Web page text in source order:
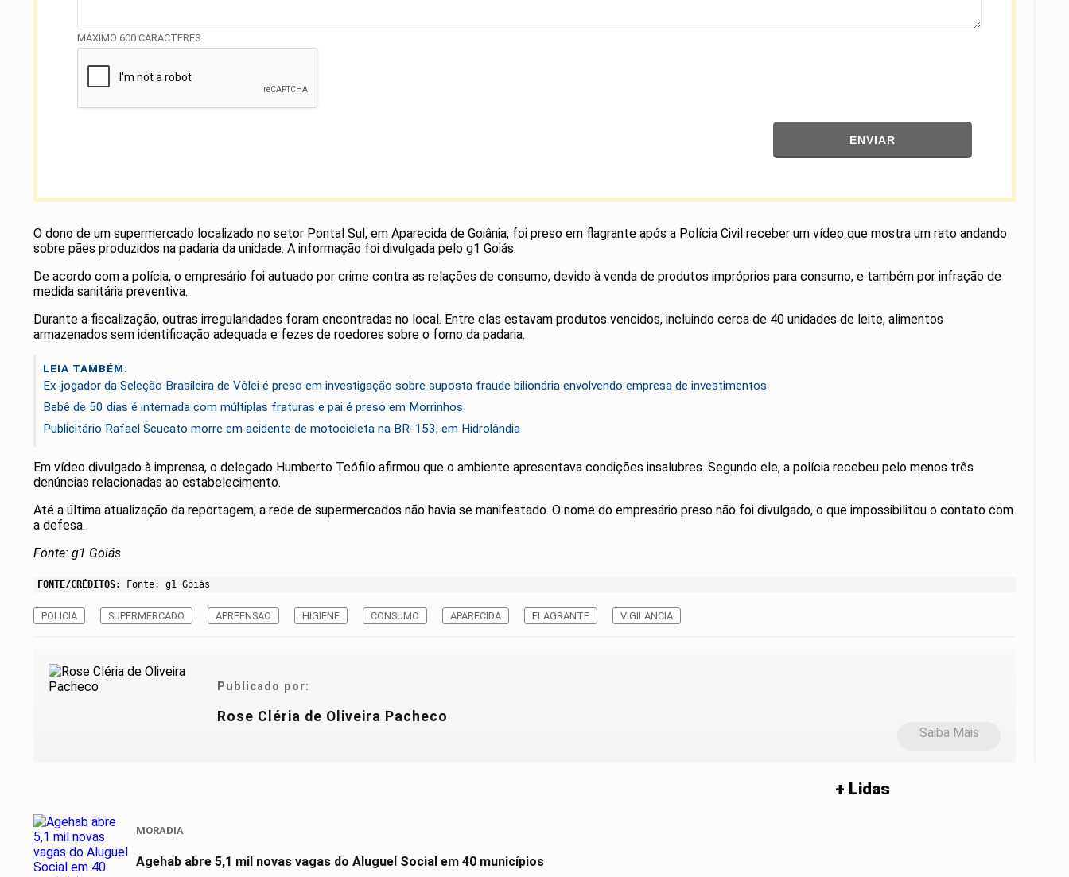
MÁXIMO 600 CARACTERES.
ENVIAR
O dono de um supermercado localizado no setor Pontal Sul, em Aparecida de Goiânia, foi preso em flagrante após a Polícia Civil receber um vídeo que mostra um rato andando
sobre pães produzidos na padaria da unidade. A informação foi divulgada pelo g1 Goiás.
De acordo com a polícia, o empresário foi autuado por crime contra as relações de consumo, devido à venda de produtos impróprios para consumo, e também por infração de
medida sanitária preventiva.
Durante a fiscalização, outras irregularidades foram encontradas no local. Entre elas estavam produtos vencidos, incluindo cerca de 40 unidades de leite, alimentos
armazenados sem identificação adequada e fezes de roedores sobre o forno da padaria.
LEIA TAMBÉM:
Ex-jogador da Seleção Brasileira de Vôlei é preso em investigação sobre suposta fraude bilionária envolvendo empresa de investimentos
Bebê de 50 dias é internada com múltiplas fraturas e pai é preso em Morrinhos
Publicitário Rafael Scucato morre em acidente de motocicleta na BR-153, em Hidrolândia
Em vídeo divulgado à imprensa, o delegado Humberto Teófilo afirmou que o ambiente apresentava condições insalubres. Segundo ele, a polícia recebeu pelo menos três
denúncias relacionadas ao estabelecimento.
Até a última atualização da reportagem, a rede de supermercados não havia se manifestado. O nome do empresário preso não foi divulgado, o que impossibilitou o contato com
a defesa.
Fonte: g1 Goiás
FONTE/CRÉDITOS: Fonte: g1 Goiás
POLICIA SUPERMERCADO APREENSAO HIGIENE CONSUMO APARECIDA FLAGRANTE VIGILANCIA
Publicado por:
Rose Cléria de Oliveira Pacheco
Saiba Mais
+ Lidas
MORADIA
Agehab abre 5,1 mil novas vagas do Aluguel Social em 40 municípios